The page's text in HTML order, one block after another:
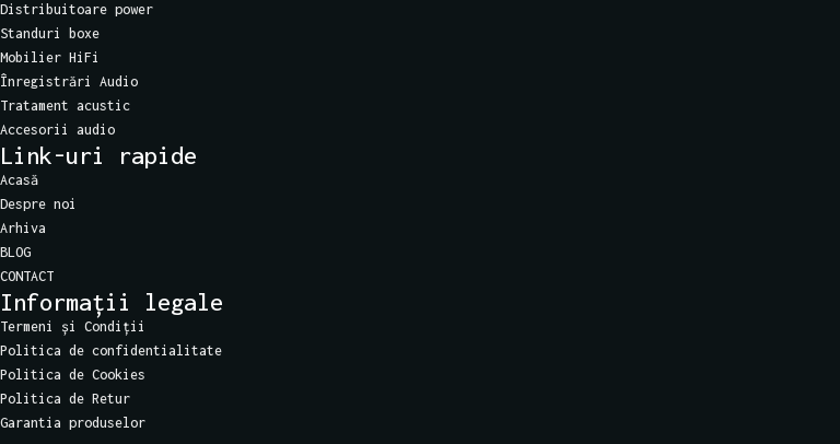
Distribuitoare power
Standuri boxe
Mobilier HiFi
Înregistrări Audio
Tratament acustic
Accesorii audio
Link-uri rapide
Acasă
Despre noi
Arhiva
BLOG
CONTACT
Informații legale
Termeni și Condiții
Politica de confidentialitate
Politica de Cookies
Politica de Retur
Garantia produselor